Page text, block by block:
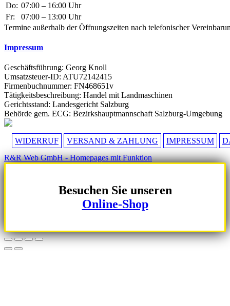
Do: 07:00 – 16:00 Uhr
Fr:
07:00 – 13:00 Uhr
Termine außerhalb der Öffnungszeiten nach telefonischer
Impressum
Geschäftsführung: Georg Knoll
Umsatzsteuer-ID: ATU72142415
Firmenbuchnummer: FN468651v
Tätigkeitsbeschreibung: Handel mit Landmaschinen
Gerichtsstand: Landesgericht Salzburg
Behörde gem. ECG: Bezirkshauptmannschaft Salzburg-Umgebung
WIDERRUF VERSAND & ZAHLUNG IMPRESSUM
R&R Web GmbH - Homepages mit Funktion
Besuchen Sie unseren
Online-Shop